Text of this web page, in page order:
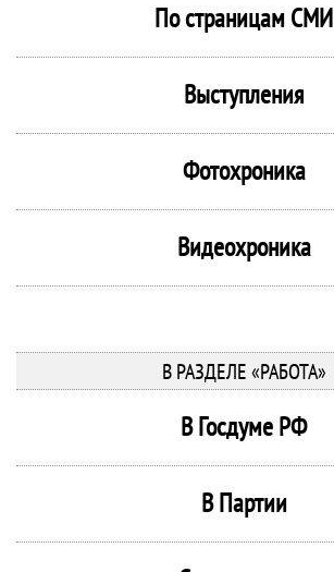
По страницам СМИ
Выступления
Фотохроника
Видеохроника
В РАЗДЕЛЕ «РАБОТА»
В Госдуме РФ
В Партии